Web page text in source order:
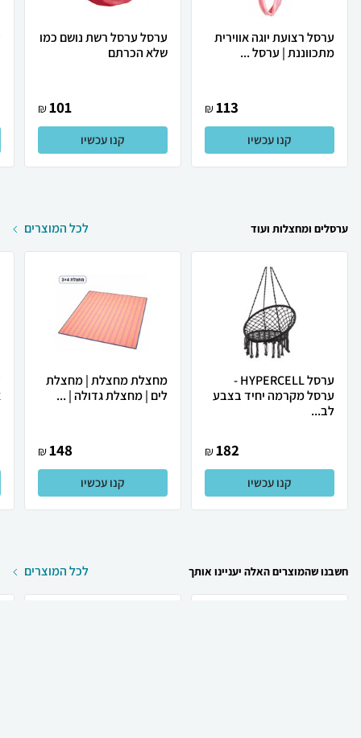
ערסל רצועת יוגה אווירית
מתכווננת | ערסל ...
113
₪
קנו עכשיו
ערסל ערסל רשת נושם כמו
שלא הכרתם
101
₪
קנו עכשיו
ערסלים ומחצלות ועוד לכל המוצרים
ערסל HYPERCELL -
ערסל מקרמה יחיד בצבע
לב...
182
₪
קנו עכשיו
מחצלת מחצלת | מחצלת
לים | מחצלת גדולה | ...
148
₪
קנו עכשיו
חשבנו שהמוצרים האלה יעניינו אותך לכל המוצרים